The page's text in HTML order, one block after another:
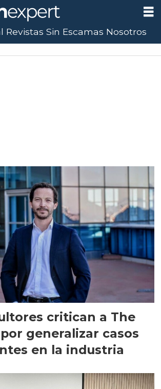
critican a The
generalizar casos
en la industria
Revistas Sin Escamas Nosotros